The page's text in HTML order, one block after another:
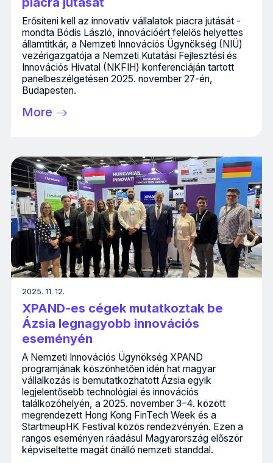
Erősíteni kell az innovatív vállalatok piacra jutását -
mondta Bódis László, innovációért felelős helyettes
államtitkár, a Nemzeti Innovációs Ügynökség (NIÜ)
vezérigazgatója a Nemzeti Kutatási Fejlesztési és
Innovációs Hivatal (NKFIH) konferenciáján tartott
panelbeszélgetésen 2025. november 27-én,
Budapesten.
More
2025. 11. 12.
XPAND-es cégek mutatkoztak be
Ázsia legnagyobb innovációs
eseményén
A Nemzeti Innovációs Ügynökség XPAND
programjának köszönhetően idén hat magyar
vállalkozás is bemutatkozhatott Ázsia egyik
legjelentősebb technológiai és innovációs
találkozóhelyén, a 2025. november 3–4. között
megrendezett Hong Kong FinTech Week és a
StartmeupHK Festival közös rendezvényén. Ezen a
rangos eseményen ráadásul Magyarország először
képviseltette magát önálló nemzeti standdal.